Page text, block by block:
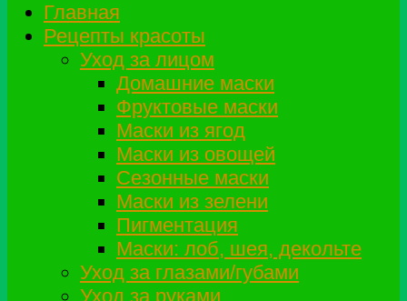
Главная
Рецепты красоты
Уход за лицом
Домашние маски
Фруктовые маски
Маски из ягод
Маски из овощей
Сезонные маски
Маски из зелени
Пигментация
Маски: лоб, шея, декольте
Уход за глазами/губами
Уход за руками